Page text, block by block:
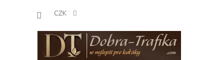
CZK